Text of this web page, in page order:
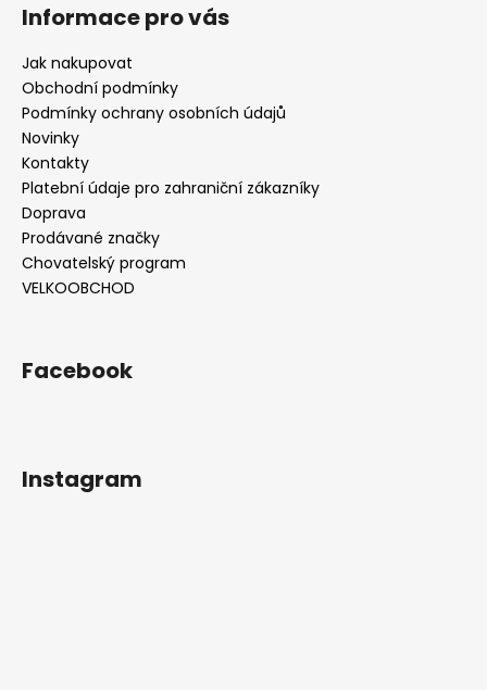
Informace pro vás
Jak nakupovat
Obchodní podmínky
Podmínky ochrany osobních údajů
Novinky
Kontakty
Platební údaje pro zahraniční zákazníky
Doprava
Prodávané značky
Chovatelský program
VELKOOBCHOD
Facebook
Instagram